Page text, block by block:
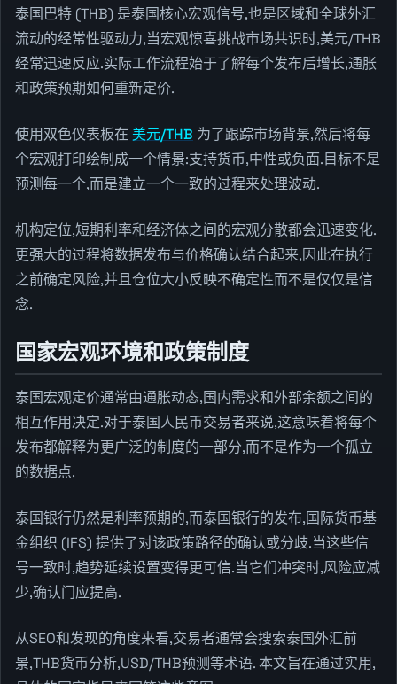
泰国巴特 (THB) 是泰国核心宏观信号,也是区域和全球外汇
流动的经常性驱动力,当宏观惊喜挑战市场共识时,美元/THB
经常迅速反应.实际工作流程始于了解每个发布后增长,通胀
和政策预期如何重新定价.
使用双色仪表板在 美元/THB 为了跟踪市场背景,然后将每
个宏观打印绘制成一个情景:支持货币,中性或负面.目标不是
预测每一个,而是建立一个一致的过程来处理波动.
机构定位,短期利率和经济体之间的宏观分散都会迅速变化.
更强大的过程将数据发布与价格确认结合起来,因此在执行
之前确定风险,并且仓位大小反映不确定性而不是仅仅是信
念.
国家宏观环境和政策制度
泰国宏观定价通常由通胀动态,国内需求和外部余额之间的
相互作用决定.对于泰国人民币交易者来说,这意味着将每个
发布都解释为更广泛的制度的一部分,而不是作为一个孤立
的数据点.
泰国银行仍然是利率预期的,而泰国银行的发布,国际货币基
金组织 (IFS) 提供了对该政策路径的确认或分歧.当这些信
号一致时,趋势延续设置变得更可信.当它们冲突时,风险应减
少,确认门应提高.
从SEO和发现的角度来看,交易者通常会搜索泰国外汇前
景,THB货币分析,USD/THB预测等术语. 本文旨在通过实用,